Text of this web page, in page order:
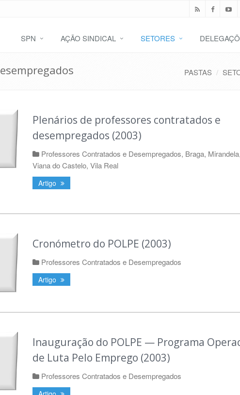
SPN AÇÃO SINDICAL SETORES
PASTAS
Plenários de professores contratados e
desempregados (2003)
Professores Contratados e Desempregados, Braga, Mirandela
Viana do Castelo, Vila Real
Artigo
Cronómetro do POLPE (2003)
Professores Contratados e Desempregados
Artigo
Inauguração do POLPE — Programa
de Luta Pelo Emprego (2003)
Professores Contratados e Desempregados